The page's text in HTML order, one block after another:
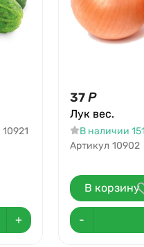
10921
+
37Р
Лук вес.
В наличии
Артикул 10902
В корзину
-